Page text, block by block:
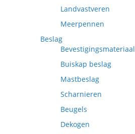
Landvastveren
Meerpennen
Beslag
Bevestigingsmateriaal
Buiskap beslag
Mastbeslag
Scharnieren
Beugels
Dekogen